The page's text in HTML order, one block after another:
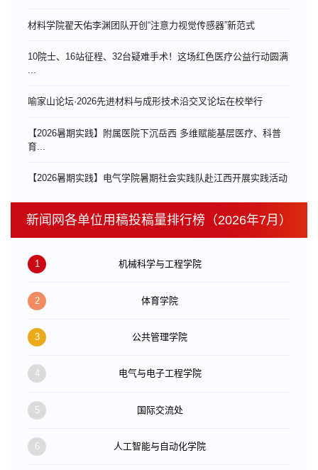
材料学院翟天佑李渊团队开创“注意力视觉传感器”新范式
10院士、16站征程、32台疑难手术！这场红色医疗公益行动圆满
...
喻家山论坛·2026先进材料与成形技术沿交叉论坛在校举行
【2026暑期实践】附属医院下沉岳西 多维赋能基层医疗、科普
育...
【2026暑期实践】电气学院暑期社会实践队赴江西开展实践活动
新闻网各单位用稿投稿量排行榜（2026年7月）
1 机械科学与工程学院
2 体育学院
3 公共管理学院
4 电气与电子工程学院
5 国际交流处
6 人工智能与自动化学院